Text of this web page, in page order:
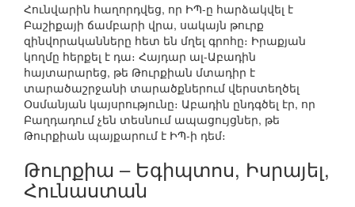
Հունվարին հաղորդվեց, որ ԻՊ-ը հարձակվել է
Բաշիքայի ճամբարի վրա, սակայն թուրք
զինվորականները հետ են մղել գրոհը։ Իրաքյան
կողմը հերքել է դա։ Հայդար ալ-Աբադին
հայտարարեց, թե Թուրքիան մտադիր է
տարածաշրջանի տարածքներում վերստեղծել
Օսմանյան կայսրությունը։ Աբադին ընդգծել էր, որ
Բաղդադում չեն տեսնում ապացույցներ, թե
Թուրքիան պայքարում է ԻՊ-ի դեմ։
Թուրքիա – Եգիպտոս, Իսրայել,
Հունաստան